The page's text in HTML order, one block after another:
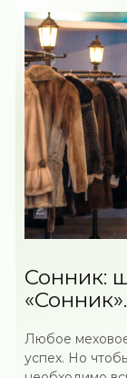
Сонник:
Любое
успех. Но